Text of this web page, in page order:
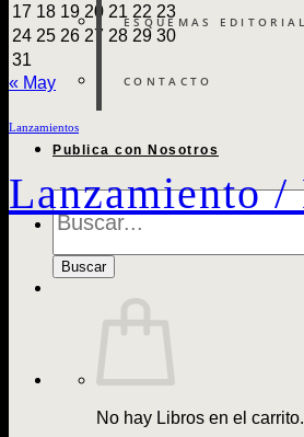
ESQUEMAS
CONTACTO
Publica con Nosotros
Búsqueda
de
Buscar
No hay Libros en el carrito.
17 18 19 20 21 22 23
24 25 26 27 28 29 30
31
« May
Lanzamientos
Lanzamiento /